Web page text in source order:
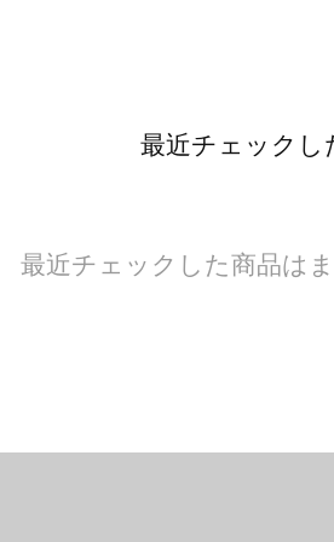
最近チェックし
最近チェックした商品は